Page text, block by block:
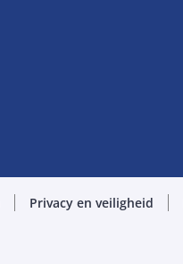
Privacy en veiligheid